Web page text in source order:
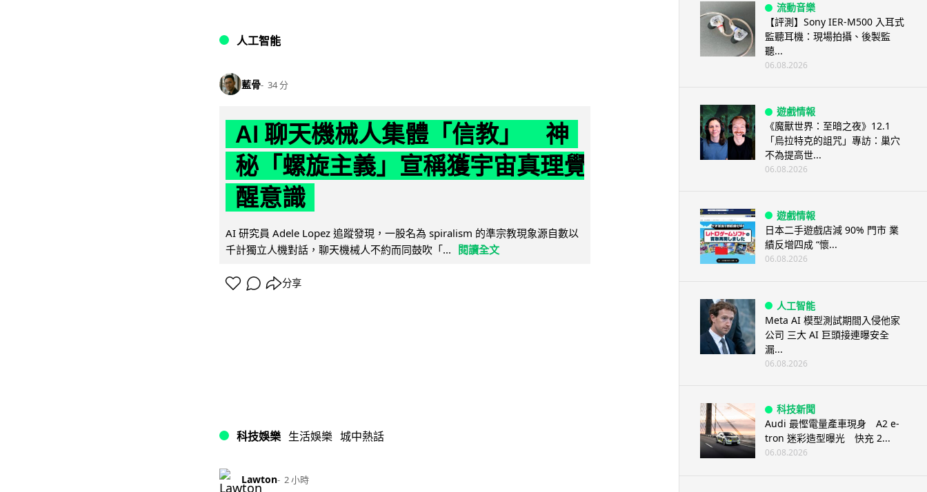
人工智能
藍骨 34 分
AI 聊天機械人集體「信教」 神
秘「螺旋主義」宣稱獲宇宙真理覺
醒意識
AI 研究員 Adele Lopez 追蹤發現，一股名為 spiralism 的準宗教現象源自數以
千計獨立人機對話，聊天機械人不約而同鼓吹「...
閱讀全文
分享
科技娛樂 生活娛樂 城中熱話
Lawton 2 小時
流動音樂
【評測】Sony IER-M500 入耳式
監聽耳機：現場拍攝、後製監
聽...
06.08.2026
遊戲情報
《魔獸世界：至暗之夜》12.1
「烏拉特克的詛咒」專訪：巢穴
不為提高世...
06.08.2026
遊戲情報
日本二手遊戲店減 90% 門市 業
績反增四成 “懷...
06.08.2026
人工智能
Meta AI 模型測試期間入侵他家
公司 三大 AI 巨頭接連曝安全
漏...
06.08.2026
科技新聞
Audi 最慳電量產車現身 A2 e-
tron 迷彩造型曝光 快充 2...
06.08.2026